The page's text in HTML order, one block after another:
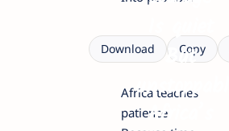
Is quiet
But
unstoppable
Download Copy
Africa teaches
patienceAfrica’s